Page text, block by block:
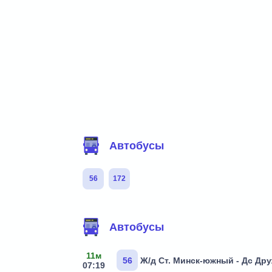
Автобусы
56 172
Автобусы
11м
07:19
56 Ж/д Ст. Минск-южный - Дс